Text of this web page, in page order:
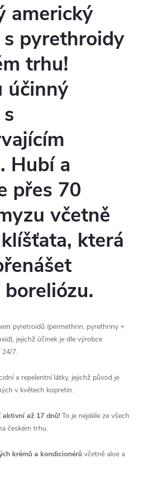
americký
pyrethroidy
trhu!
účinný
Hubí a
přes 70
včetně
klíšťata, která
pyretroidů (permethrin, pyrethriny +
jejichž účinek je dle výrobce
24/7.
a repelentní látky, jejichž původ je
v květech kopretin.
aktivní až 17 dnů! To je nejdéle ze všech
českém trhu.
krémů a kondicionérů včetně aloe a